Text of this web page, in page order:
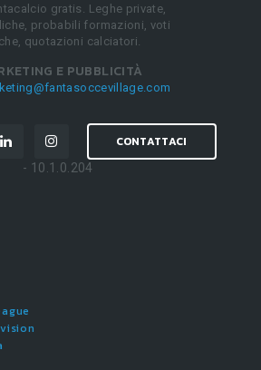
gratis. Leghe private,
probabili formazioni, voti
quotazioni calciatori.
E PUBBLICITÀ
CONTATTACI
- 10.1.0.204